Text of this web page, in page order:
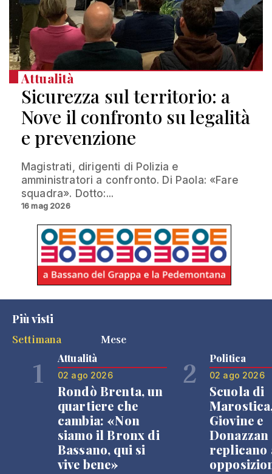
Attualità
Sicurezza sul territorio: a
Nove il confronto su legalità
e prevenzione
Magistrati, dirigenti di Polizia e
amministratori a confronto. Di Paola: «Fare
squadra». Dotto:...
16 mag 2026
Più visti
Settimana
Mese
1 Attualità
02 ago 2026
Rondò Brenta, un
quartiere che
cambia: «Non
siamo il Bronx di
Bassano, qui si
vive bene»
2 Politica
02 ago 2026
Scuola di
Giovine e
Donazzan
replicano